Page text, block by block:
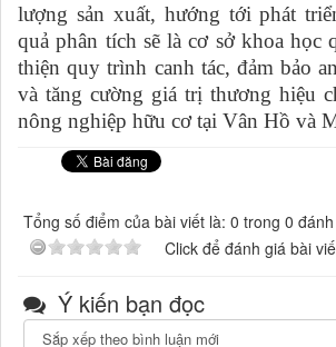
lượng sản xuất, hướng tới phát
quả phân tích sẽ là cơ sở khoa học
thiện quy trình canh tác, đảm bảo
và tăng cường giá trị thương hiệu
nông nghiệp hữu cơ tại Vân Hồ và
Tổng số điểm của bài viết là: 0 trong 0
Click để đánh giá bài
Ý kiến bạn đọc